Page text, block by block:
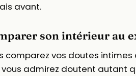
avant.
son intérieur au
comparez vos doutes
admirez doutent autant